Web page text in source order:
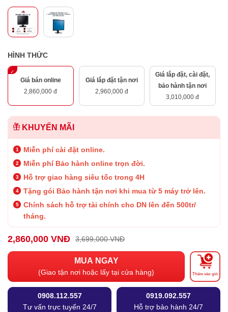
HÌNH THỨC
Giá bán online
2,860,000 đ
Giá lắp đặt tận nơi
2,960,000 đ
Giá lắp đặt, cài đặt,
bảo hành tận nơi
3,010,000 đ
KHUYẾN MÃI
Miễn phí cài đặt online.
Miễn phí Bảo hành online trọn đời.
Hỗ trợ giao hàng siêu tốc trong 4H
Tặng gói Bảo hành tận nơi khi mua từ 5 máy trở lên.
Chính sách hỗ trợ tài chính cho DN lên đến 500tr/
tháng.
2,860,000 VNĐ 3,699,000 VNĐ
MUA NGAY
(Giao tận nơi hoặc lấy tại cửa hàng) Thêm vào giỏ
0908.112.557
Tư vấn trực tuyến 24/7
0919.092.557
Hỗ trợ bảo hành 24/7